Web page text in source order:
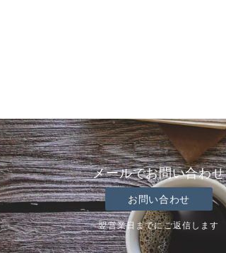
メールでお問い合わせ
お問い合わせ
翌営業日までにご返信します